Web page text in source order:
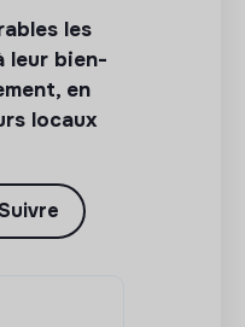
les
leur bien-
en
locaux